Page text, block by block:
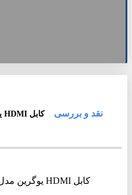
نقد و بررسی کابل HDMI یوگرین مدل 10170 HD101 طول 10 متر